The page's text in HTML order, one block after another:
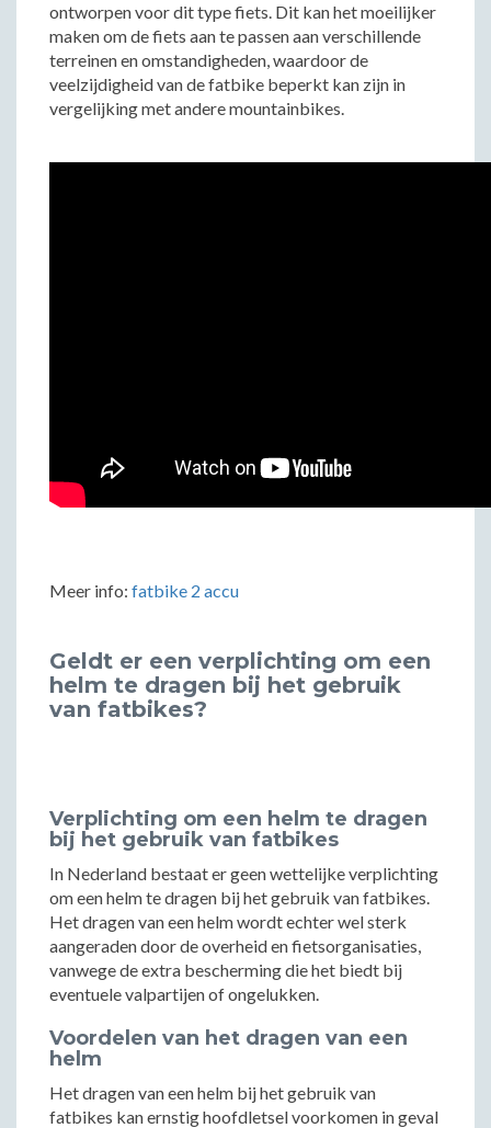
ontworpen voor dit type fiets. Dit kan het moeilijker
maken om de fiets aan te passen aan verschillende
terreinen en omstandigheden, waardoor de
veelzijdigheid van de fatbike beperkt kan zijn in
vergelijking met andere mountainbikes.
Meer info: fatbike 2 accu
Geldt er een verplichting om een
helm te dragen bij het gebruik
van fatbikes?
Verplichting om een helm te dragen
bij het gebruik van fatbikes
In Nederland bestaat er geen wettelijke verplichting
om een helm te dragen bij het gebruik van fatbikes.
Het dragen van een helm wordt echter wel sterk
aangeraden door de overheid en fietsorganisaties,
vanwege de extra bescherming die het biedt bij
eventuele valpartijen of ongelukken.
Voordelen van het dragen van een
helm
Het dragen van een helm bij het gebruik van
fatbikes kan ernstig hoofdletsel voorkomen in geval